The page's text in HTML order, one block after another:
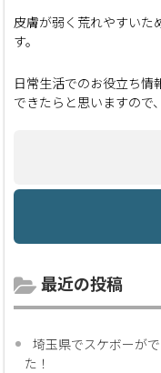
皮膚が弱く荒れやすいた
す。
日常生活でのお役立ち情
できたらと思いますの
最近の投稿
埼玉県でスケボーが
た！